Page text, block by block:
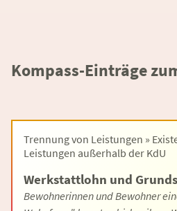
Kompass-Einträge
Trennung von Leistungen »
Leistungen außerhalb der KdU
Werkstattlohn und
Bewohnerinnen und Bewohner